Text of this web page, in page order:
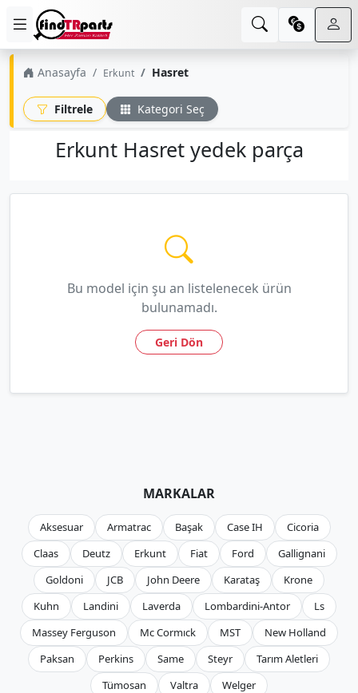
Anasayfa Erkunt Hasret
Filtrele Kategori Seç
Erkunt Hasret yedek parça
Bu model için şu an listelenecek ürün
bulunamadı.
Geri Dön
MARKALAR
Aksesuar Armatrac Başak Case IH
Cicoria
Claas
Deutz Erkunt Fiat Ford
Gallignani
Goldoni
JCB John Deere Karataş
Krone
Kuhn
Landini Laverda Lombardini-Antor
Ls
Massey Ferguson
Mc Cormıck MST
New Holland
Paksan
Perkins Same Steyr
Tarım Aletleri
Tümosan
Valtra Welger